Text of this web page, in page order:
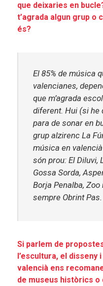
que deixaries en
t’agrada algun grup o
és?
El 85% de música
valencianes,
que m’agrada
diferent. Hui (si he
para de sonar en
grup alzirenc La
música en
són prou: El Diluvi,
Gossa Sorda,
Borja Penalba,
sempre Obrint Pas.
Si parlem de
l’escultura, el disseny
valencià ens
de museus històrics o